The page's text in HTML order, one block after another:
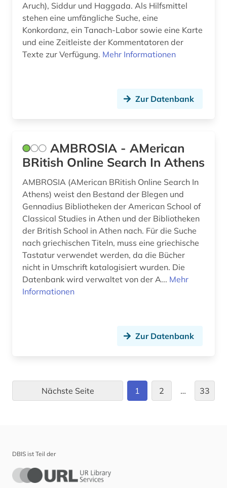
fid darstellende kunst (5)
fid finnisch-ugrische/uralische sprachen (2)
fid lateinamerika (1)
fid nahost-, nordafrika- und islamstudien (3)
film (8)
finnisch (15)
finnland (2)
finnougristik (2)
flektion (1)
fragment (2)
Aruch), Siddur und Haggada. Als Hilfsmittel
stehen eine umfängliche Suche, eine
Konkordanz, ein Tanach-Labor sowie eine Karte
und eine Zeitleiste der Kommentatoren der
Texte zur Verfügung. Mehr Informationen
Zur Datenbank
AMBROSIA - AMerican
BRitish Online Search In Athens
AMBROSIA (AMerican BRitish Online Search In
Athens) weist den Bestand der Blegen und
Gennadius Bibliotheken der American School of
Classical Studies in Athen und der Bibliotheken
der British School in Athen nach. Für die Suche
nach griechischen Titeln, muss eine griechische
Tastatur verwendet werden, da die Bücher
nicht in Umschrift katalogisiert wurden. Die
Datenbank wird verwaltet von der A... Mehr
Informationen
Zur Datenbank
Nächste Seite 1 2 … 33
DBIS ist Teil der